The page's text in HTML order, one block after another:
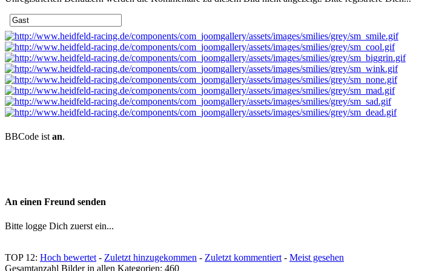
BBCode ist an.
An einen Freund senden
Bitte logge Dich zuerst ein...
TOP 12: Hoch bewertet - Zuletzt hinzugekommen - Zuletzt kommentiert - Meist gesehen
Gesamtanzahl Bilder in allen Kategorien: 460